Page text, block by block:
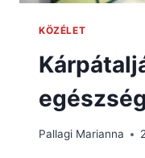
KÖZÉLET
Pallagi Marianna